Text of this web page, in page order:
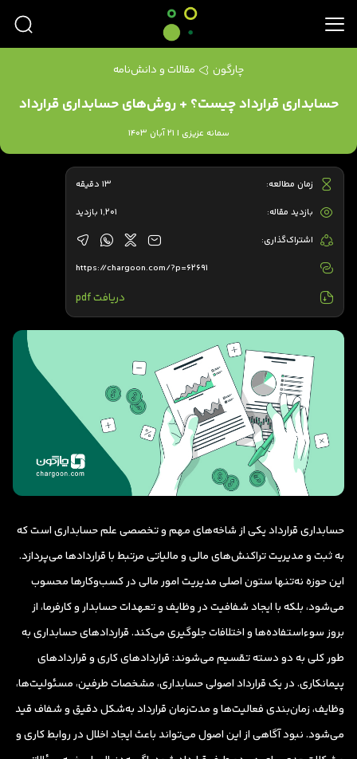
چارگون مقالات و دانش‌نامه
حسابداری قرارداد چیست؟ + روش‌های حسابداری قرارداد
سمانه عزیزی | 21 آبان 1403
حسابداری قرارداد یکی از شاخه‌های مهم و تخصصی علم حسابداری است که
به ثبت و مدیریت تراکنش‌های مالی و مالیاتی مرتبط با قراردادها می‌پردازد.
این حوزه نه‌تنها ستون اصلی مدیریت امور مالی در کسب‌وکارها محسوب
می‌شود، بلکه با ایجاد شفافیت در وظایف و تعهدات حسابدار و کارفرما، از
بروز سوءاستفاده‌ها و اختلافات جلوگیری می‌کند. قراردادهای حسابداری به
طور کلی به دو دسته تقسیم می‌شوند: قراردادهای کاری و قراردادهای
پیمانکاری. در یک قرارداد اصولی حسابداری، مشخصات طرفین، مسئولیت‌ها،
وظایف، زمان‌بندی فعالیت‌ها و مدت‌زمان قرارداد به‌شکل دقیق و شفاف قید
می‌شود. نبود آگاهی از این اصول می‌تواند باعث ایجاد اخلال در روابط کاری و
زمان مطالعه: 13 دقیقه
بازدید مقاله: 1,201 بازدید
اشتراک‌گذاری:
https://chargoon.com/?p=62691
دریافت pdf